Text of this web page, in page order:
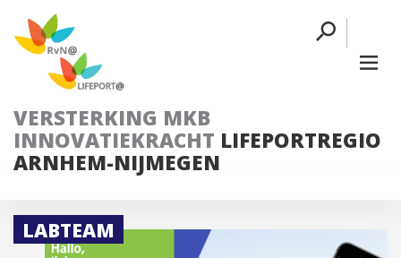
VERSTERKING MKB
INNOVATIEKRACHT LIFEPORTREGIO
ARNHEM-NIJMEGEN
LABTEAM